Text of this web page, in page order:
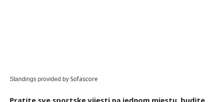
Standings provided by Sofascore
Pratite sve sportske vijesti na jednom mjestu, budite